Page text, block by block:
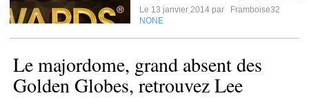
Le 13 janvier 2014 par
Framboise32
NONE
Le majordome, grand absent des
Golden Globes, retrouvez Lee